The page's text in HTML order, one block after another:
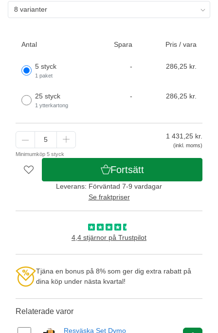
8 varianter
Antal Spara Pris / vara
5 styck
1 paket
- 286,25 kr.
25 styck
1 ytterkartong
- 286,25 kr.
Minimumköp 5 styck
1 431,25 kr.
(inkl. moms)
Fortsätt
Leverans: Förväntad 7-9 vardagar
Se fraktpriser
4,4 stjärnor på Trustpilot
Tjäna en bonus på 8% som ger dig extra rabatt på
dina köp under nästa kvartal!
Relaterade varor
Resväska Set Dymo